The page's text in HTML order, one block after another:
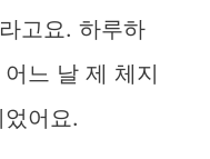
고요. 하루하
느 날 제 체지
어요.